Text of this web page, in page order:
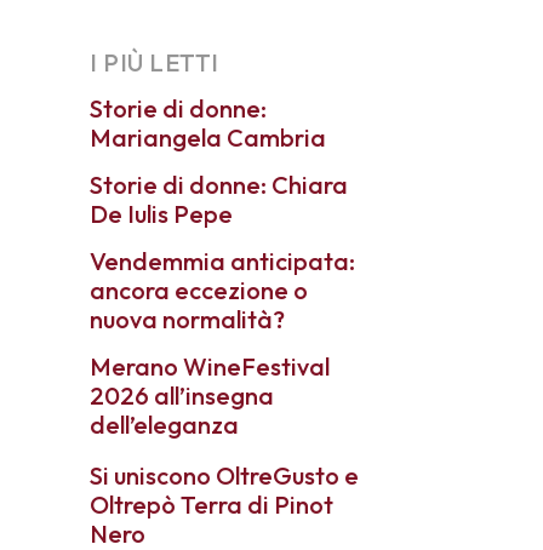
I PIÙ LETTI
Storie di donne:
Mariangela Cambria
Storie di donne: Chiara
De Iulis Pepe
Vendemmia anticipata:
ancora eccezione o
nuova normalità?
Merano WineFestival
2026 all’insegna
dell’eleganza
Si uniscono OltreGusto e
Oltrepò Terra di Pinot
Nero